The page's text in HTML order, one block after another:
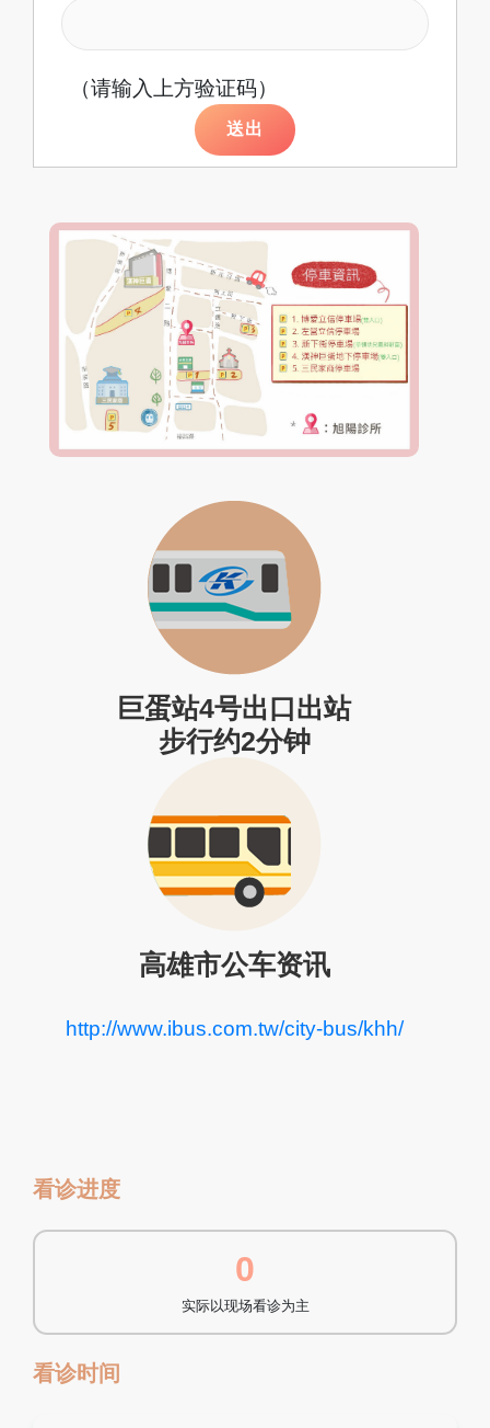
（请输入上方验证码）
送出
巨蛋站4号出口出站
步行约2分钟
高雄市公车资讯
http://www.ibus.com.tw/city-bus/khh/
看诊进度
0
实际以现场看诊为主
看诊时间